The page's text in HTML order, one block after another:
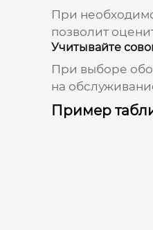
При
позволит
Учитывайте
При выборе
на
Пример